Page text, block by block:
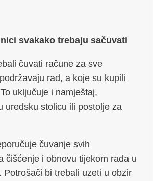
svakako trebaju sačuvati
čuvati račune za sve
rad, a koje su kupili
uključuje i namještaj,
uredsku stolicu ili postolje za
čuvanje svih
čišćenje i obnovu tijekom rada u
Potrošači bi trebali uzeti u obzir